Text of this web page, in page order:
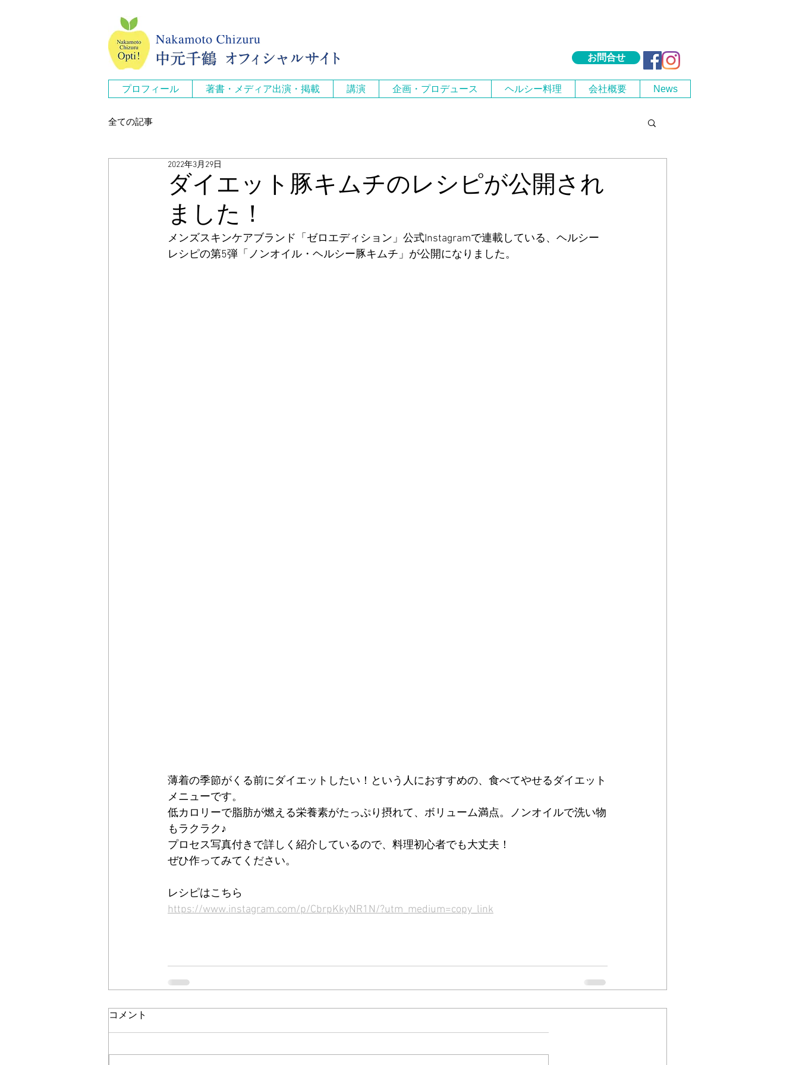
お問合せ
プロフィール 著書・メディア出演・掲載 講演 企画・プロデュース ヘルシー料理 会社概要 News
全ての記事
ダイエット豚キムチのレシピが公開され
ました！
2022年3月29日
メンズスキンケアブランド「ゼロエディション」公式Instagramで連載している、ヘルシー
レシピの第5弾「ノンオイル・ヘルシー豚キムチ」が公開になりました。
薄着の季節がくる前にダイエットしたい！という人におすすめの、食べてやせるダイエット
メニューです。
低カロリーで脂肪が燃える栄養素がたっぷり摂れて、ボリューム満点。ノンオイルで洗い物
もラクラク♪
プロセス写真付きで詳しく紹介しているので、料理初心者でも大丈夫！
ぜひ作ってみてください。
レシピはこちら
https://www.instagram.com/p/CbrpKkyNR1N/?utm_medium=copy_link
コメント